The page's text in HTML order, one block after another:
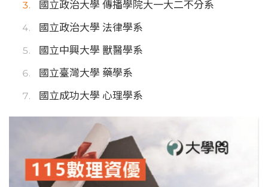
國立政治大學 傳播學院大一大二不分系
國立政治大學 法律學系
國立中興大學 獸醫學系
國立臺灣大學 藥學系
國立成功大學 心理學系